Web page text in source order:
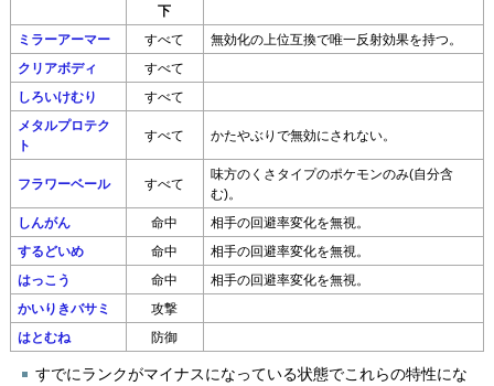
下
ミラーアーマー すべて 無効化の上位互換で唯一反射効果を持つ。
クリアボディ すべて
しろいけむり すべて
メタルプロテク
ト
すべて かたやぶりで無効にされない。
フラワーベール すべて
味方のくさタイプのポケモンのみ(自分含
む)。
しんがん 命中 相手の回避率変化を無視。
するどいめ 命中 相手の回避率変化を無視。
はっこう 命中 相手の回避率変化を無視。
かいりきバサミ 攻撃
はとむね 防御
すでにランクがマイナスになっている状態でこれらの特性にな